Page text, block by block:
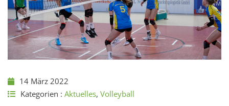
14 März 2022
Kategorien : Aktuelles, Volleyball